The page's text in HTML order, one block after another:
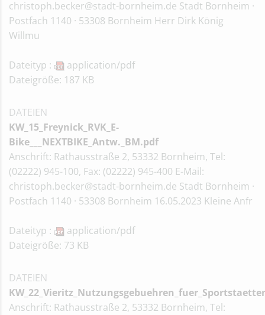
christoph.becker@stadt-bornheim.de Stadt Bornheim ·
Postfach 1140 · 53308 Bornheim Herr Dirk König
Willmu
Dateityp :
application/pdf
Dateigröße: 187 KB
DATEIEN
KW_15_Freynick_RVK_E-
Bike___NEXTBIKE_Antw._BM.pdf
Anschrift: Rathausstraße 2, 53332 Bornheim, Tel:
(02222) 945-100, Fax: (02222) 945-400 E-Mail:
christoph.becker@stadt-bornheim.de Stadt Bornheim ·
Postfach 1140 · 53308 Bornheim 16.05.2023 Kleine Anfr
Dateityp :
application/pdf
Dateigröße: 73 KB
DATEIEN
Anschrift: Rathausstraße 2, 53332 Bornheim, Tel: